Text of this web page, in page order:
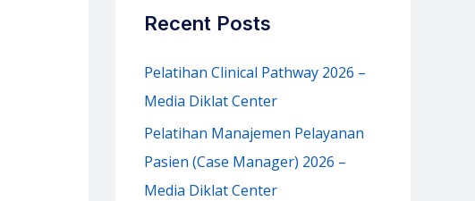
h
f
o
Recent Posts
Pelatihan Clinical Pathway 2026 –
Media Diklat Center
Pelatihan Manajemen Pelayanan
Pasien (Case Manager) 2026 –
Media Diklat Center